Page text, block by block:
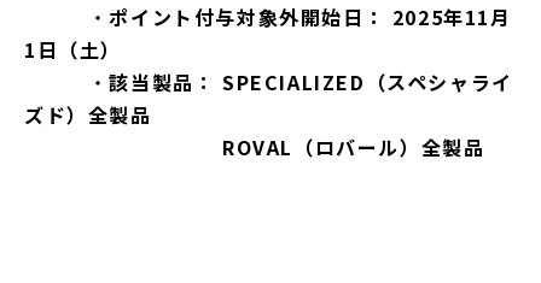
・ポイント付与対象外開始日：
2025年11月
1日（土）
・該当製品： SPECIALIZED（スペシャライ
ズド）全製品
ROVAL（ロバール）全製品